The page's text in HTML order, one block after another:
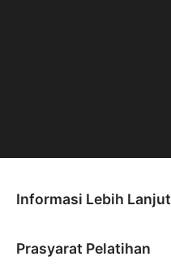
Informasi Lebih Lanjut
Prasyarat Pelatihan